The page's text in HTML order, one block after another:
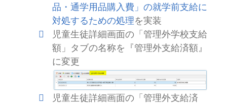
品・通学用品購入費」の就学前支給に
対処するための処理を実装
児童生徒詳細画面の「管理外学校支給
額」タブの名称を『管理外支給済額』
に変更
児童生徒詳細画面の「管理外支給済